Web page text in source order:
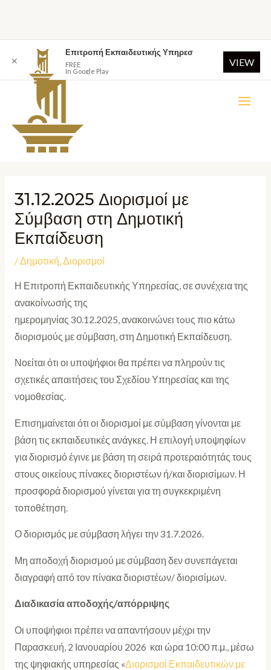
31.12.2025 Διορισμοί με
Σύμβαση στη Δημοτική
Εκπαίδευση
/Δημοτική,Διορισμοί
Η Επιτροπή Εκπαιδευτικής Υπηρεσίας, σε συνέχεια της
ανακοίνωσής της
ημερομηνίας 30.12.2025, ανακοινώνει τoυς πιο κάτω
διορισμούς με σύμβαση, στη Δημοτική Εκπαίδευση.
Νοείται ότι οι υποψήφιοι θα πρέπει να πληρούν τις
σχετικές απαιτήσεις του Σχεδίου Υπηρεσίας και της
νομοθεσίας.
Επισημαίνεται ότι οι διορισμοί με σύμβαση γίνονται με
βάση τις εκπαιδευτικές ανάγκες. Η επιλογή υποψηφίων
για διορισμό έγινε με βάση τη σειρά προτεραιότητάς τους
στους οικείους πίνακες διοριστέων ή/και διορισίμων. Η
προσφορά διορισμού γίνεται για τη συγκεκριμένη
τοποθέτηση.
Ο διορισμός με σύμβαση λήγει την 31.7.2026.
Μη αποδοχή διορισμού με σύμβαση δεν συνεπάγεται
διαγραφή από τον πίνακα διοριστέων/ διορισίμων.
Διαδικασία αποδοχής/απόρριψης
Οι υποψήφιοι πρέπει να απαντήσουν μέχρι την
Παρασκευή, 2 Ιανουαρίου 2026 και ώρα 10:00 π.μ., μέσω
της ψηφιακής υπηρεσίας «Διορισμοί Εκπαιδευτικών με
✕
Επιτροπή Εκπαιδευτικής Υπηρεσ
FREE
In Google Play
VIEW